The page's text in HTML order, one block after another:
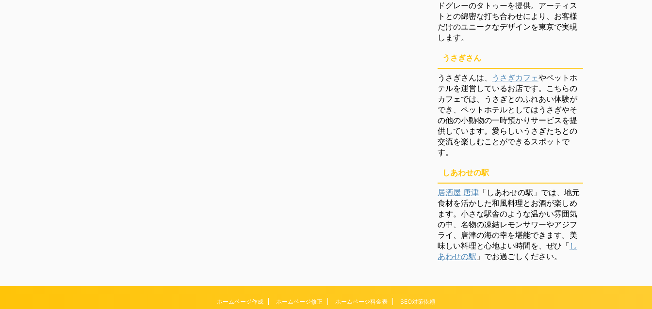
ドグレーのタトゥーを提供。アーティス
トとの綿密な打ち合わせにより、お客様
だけのユニークなデザインを東京で実現
します。
うさぎさん
うさぎさんは、 うさぎカフェやペットホ
テルを運営しているお店です。こちらの
カフェでは、うさぎとのふれあい体験が
でき、ペットホテルとしてはうさぎやそ
の他の小動物の一時預かりサービスを提
供しています。愛らしいうさぎたちとの
交流を楽しむことができるスポットで
す。
しあわせの駅
居酒屋 唐津 「しあわせの駅」では、地元
食材を活かした和風料理とお酒が楽しめ
ます。小さな駅舎のような温かい雰囲気
の中、名物の凍結レモンサワーやアジフ
ライ、唐津の海の幸を堪能できます。美
味しい料理と心地よい時間を、ぜひ「 し
あわせの駅 」でお過ごしください。
ホームページ作成 ホームページ修正 ホームページ料金表 SEO対策依頼